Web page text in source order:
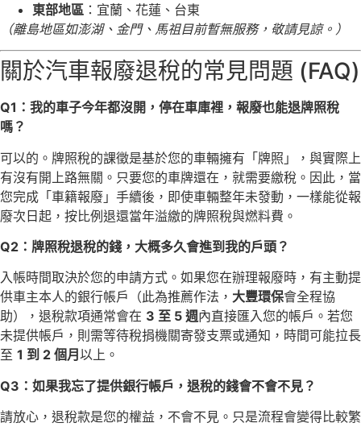
東部地區 ：宜蘭、花蓮、台東
（離島地區如澎湖、金門、馬祖目前暫無服務，敬請見諒。）
關於汽車報廢退稅的常見問題 (FAQ)
Q1：我的車子今年都沒開，停在車庫裡，報廢也能退牌照稅
嗎？
可以的。牌照稅的課徵是基於您的車輛擁有「牌照」，與實際上
有沒有開上路無關。只要您的車牌還在，就需要繳稅。因此，當
您完成「車籍報廢」手續後，即使車輛整年未發動，一樣能從報
廢次日起，按比例退還當年溢繳的牌照稅與燃料費。
Q2：牌照稅退稅的錢，大概多久會進到我的戶頭？
入帳時間取決於您的申請方式。如果您在辦理報廢時，有主動提
供車主本人的銀行帳戶（此為推薦作法， 大豐環保會全程協
助），退稅款項通常會在 3 至 5 週內直接匯入您的帳戶。若您
未提供帳戶，則需等待稅捐機關寄發支票或通知，時間可能拉長
至 1 到 2 個月 以上。
Q3：如果我忘了提供銀行帳戶，退稅的錢會不會不見？
請放心，退稅款是您的權益，不會不見。只是流程會變得比較繁